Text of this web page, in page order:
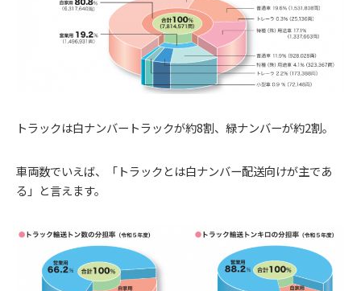
トラックは白ナンバートラックが約8割、緑ナンバーが約2割。
車両数でいえば、「トラックとは白ナンバー配送向けが主であ
る」と言えます。